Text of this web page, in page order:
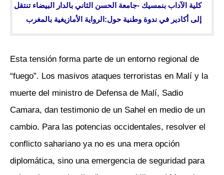
كلية الآداب بنمسيك -جامعة الحسن الثاني بالدار البيضاء تنتقل
إلى أكادير في ندوة وطنية حول:الرواية الأمازيغية بالمغرب
Esta tensión forma parte de un entorno regional de
“fuego”. Los masivos ataques terroristas en Malí y la
muerte del ministro de Defensa de Malí, Sadio
Camara, dan testimonio de un Sahel en medio de un
cambio. Para las potencias occidentales, resolver el
conflicto sahariano ya no es una mera opción
diplomática, sino una emergencia de seguridad para